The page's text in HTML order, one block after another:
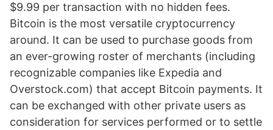
$9.99 per transaction with no hidden fees.
Bitcoin is the most versatile cryptocurrency
around. It can be used to purchase goods from
an ever-growing roster of merchants (including
recognizable companies like Expedia and
Overstock.com) that accept Bitcoin payments. It
can be exchanged with other private users as
consideration for services performed or to settle